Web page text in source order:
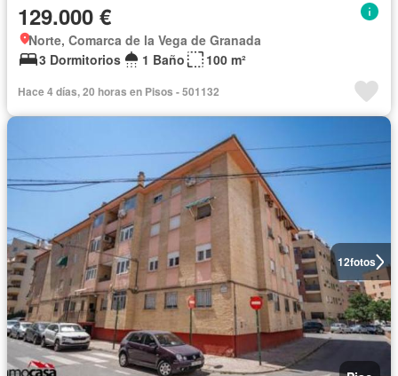
129.000 €
Norte, Comarca de la Vega de Granada
3 Dormitorios
1 Baño 100 m²
Hace 4 días, 20 horas en Pisos - 501132
12fotos